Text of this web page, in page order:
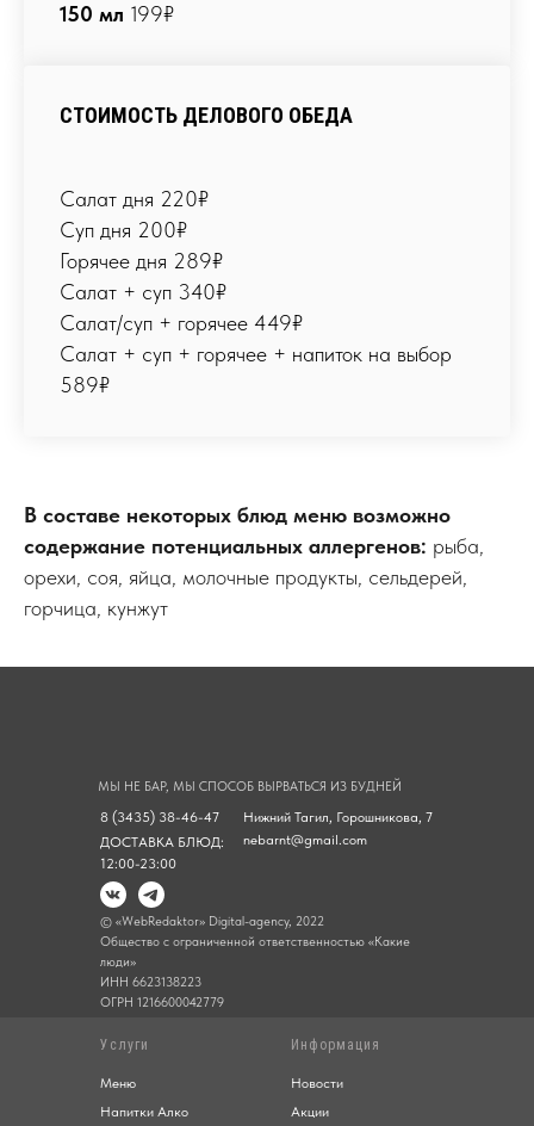
150 мл 199₽
СТОИМОСТЬ ДЕЛОВОГО ОБЕДА
Салат дня 220₽
Суп дня 200₽
Горячее дня 289₽
Салат + суп 340₽
Салат/суп + горячее 449₽
Салат + суп + горячее + напиток на выбор
589₽
В составе некоторых блюд меню возможно
содержание потенциальных аллергенов: рыба,
орехи, соя, яйца, молочные продукты, сельдерей,
горчица, кунжут
Услуги
Меню
Напитки Алко
Информация
Новости
Акции
МЫ НЕ БАР, МЫ СПОСОБ ВЫРВАТЬСЯ ИЗ БУДНЕЙ
© «WebRedaktor» Digital-agency, 2022
Общество с ограниченной ответственностью «Какие
люди»
ИНН 6623138223
ОГРН 1216600042779
Нижний Тагил, Горошникова, 7
nebarnt@gmail.com
8 (3435) 38-46-47
ДОСТАВКА БЛЮД:
12:00-23:00